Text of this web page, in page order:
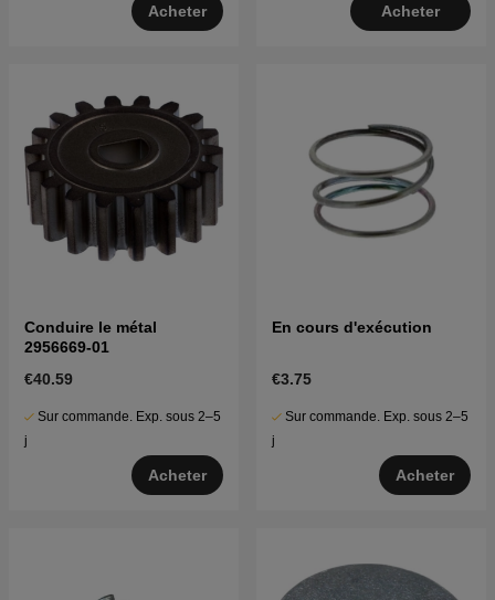
Acheter Acheter
Conduire le métal
2956669-01
€40.59
Sur commande. Exp. sous 2–5
j
Acheter
En cours d'exécution
€3.75
Sur commande. Exp. sous 2–5
j
Acheter